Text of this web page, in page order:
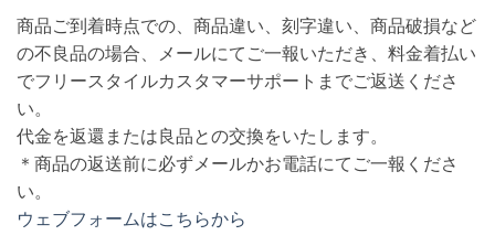
商品ご到着時点での、商品違い、刻字違い、商品破損など
の不良品の場合、メールにてご一報いただき、料金着払い
でフリースタイルカスタマーサポートまでご返送くださ
い。
代金を返還または良品との交換をいたします。
＊商品の返送前に必ずメールかお電話にてご一報くださ
い。
ウェブフォームはこちらから